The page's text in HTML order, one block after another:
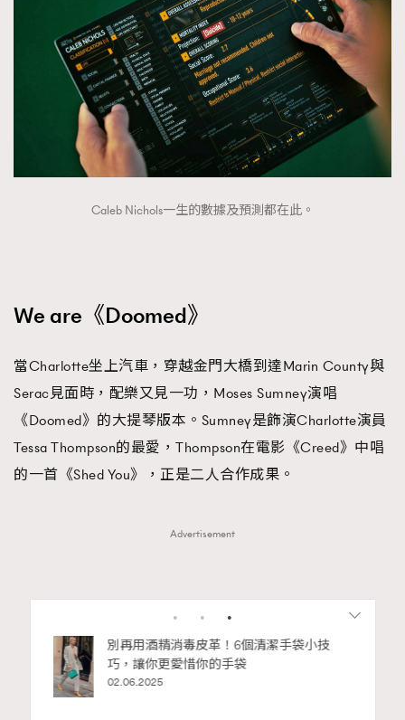
Caleb Nichols一生的數據及預測都在此。
We are《Doomed》
當Charlotte坐上汽車，穿越金門大橋到達Marin County與
Serac見面時，配樂又見一功，Moses Sumney演唱
《Doomed》的大提琴版本。Sumney是飾演Charlotte演員
Tessa Thompson的最愛，Thompson在電影《Creed》中唱
的一首《Shed You》，正是二人合作成果。
Advertisement
別再用酒精消毒皮革！6個清潔手袋小技
巧，讓你更愛惜你的手袋
02.06.2025